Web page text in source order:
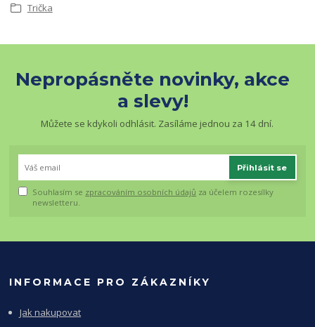
Trička
Nepropásněte novinky, akce
a slevy!
Můžete se kdykoli odhlásit. Zasíláme jednou za 14 dní.
Přihlásit se
Souhlasím se zpracováním osobních údajů za účelem rozesílky
newsletteru.
INFORMACE PRO ZÁKAZNÍKY
Jak nakupovat